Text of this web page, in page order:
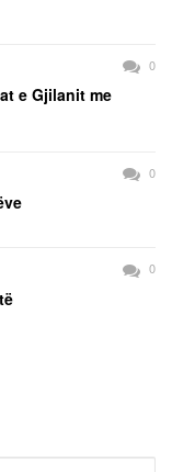
0
e Gjilanit me
0
0